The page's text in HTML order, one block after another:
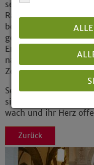
sein sollte, dies nur in
Rahmen erleben
bedauerlich. „Um
gebracht“, so die
Empfehlung, könne
nachdenken, das alles
Zeitpunkt
Seinem Nachfolger
sie mit auf den Weg:
wach und ihr Herz
Zurück